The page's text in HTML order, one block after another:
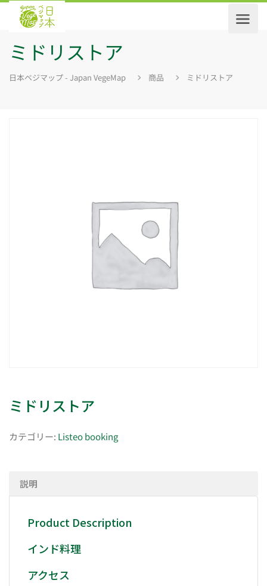
ミドリストア
日本ベジマップ - Japan VegeMap 商品 ミドリストア
ミドリストア
カテゴリー: Listeo booking
説明
Product Description
インド料理
アクセス